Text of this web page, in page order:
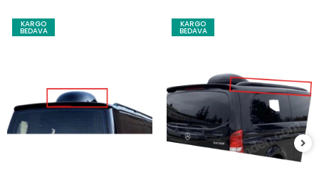
KARGO
BEDAVA
KARGO
BEDAVA